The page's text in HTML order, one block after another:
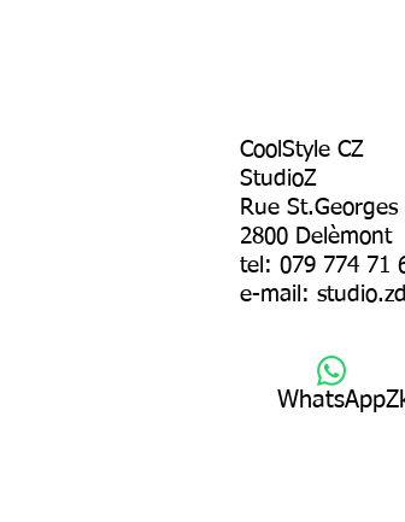
CoolStyle CZ
StudioZ
Rue St.Georges
2800 Delèmont
tel: 079 774 71
e-mail:
WhatsApp